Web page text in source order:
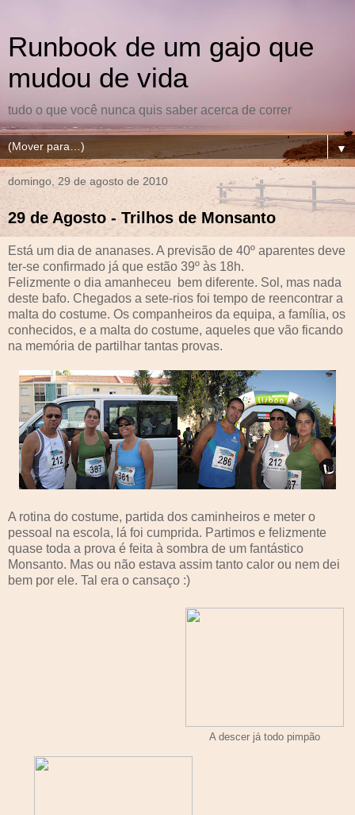
Runbook de um gajo que
mudou de vida
tudo o que você nunca quis saber acerca de correr
▼
domingo, 29 de agosto de 2010
29 de Agosto - Trilhos de Monsanto
Está um dia de ananases. A previsão de 40º aparentes deve
ter-se confirmado já que estão 39º às 18h.
Felizmente o dia amanheceu bem diferente. Sol, mas nada
deste bafo. Chegados a sete-rios foi tempo de reencontrar a
malta do costume. Os companheiros da equipa, a família, os
conhecidos, e a malta do costume, aqueles que vão ficando
na memória de partilhar tantas provas.
A rotina do costume, partida dos caminheiros e meter o
pessoal na escola, lá foi cumprida. Partimos e felizmente
quase toda a prova é feita à sombra de um fantástico
Monsanto. Mas ou não estava assim tanto calor ou nem dei
bem por ele. Tal era o cansaço :)
A descer já todo pimpão